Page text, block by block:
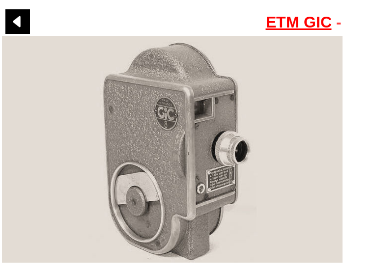
ETM GIC -